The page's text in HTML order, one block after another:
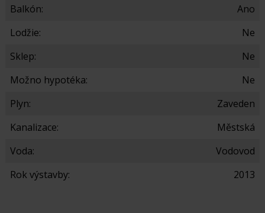
Balkón:
Ano
Lodžie:
Ne
Sklep:
Ne
Možno hypotéka:
Ne
Plyn:
Zaveden
Kanalizace:
Městská
Voda:
Vodovod
Rok výstavby:
2013